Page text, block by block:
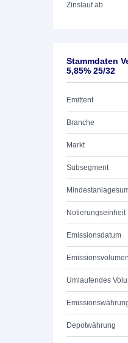
Zinslauf ab
Stammdaten
5,85% 25/32
Emittent
Branche
Markt
Subsegment
Notierungseinheit
Emissionsdatum
Emissionsvolumen
Umlaufendes
Depotwährung